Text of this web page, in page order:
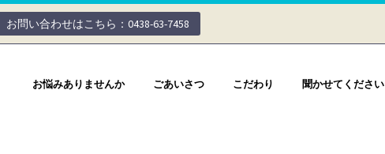
お問い合わせはこちら：0438-63-7458
お悩みありませんか ごあいさつ こだわり 聞かせてください